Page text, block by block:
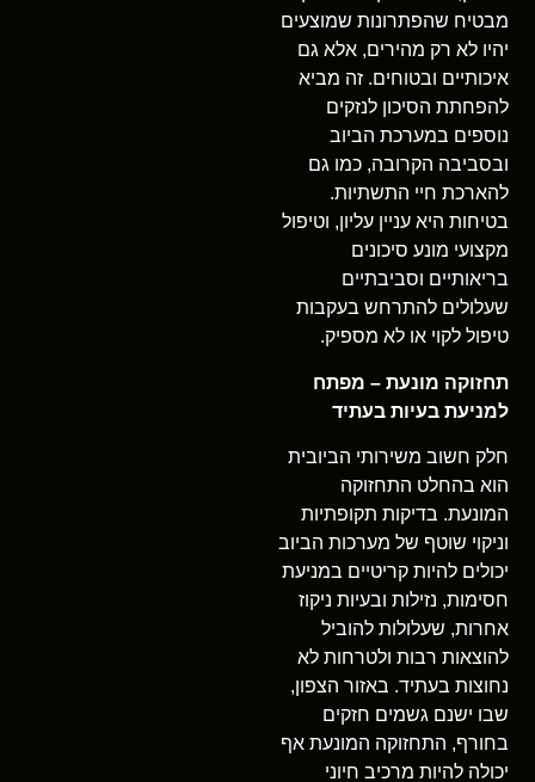
מבטיח שהפתרונות שמוצעים
יהיו לא רק מהירים, אלא גם
איכותיים ובטוחים. זה מביא
להפחתת הסיכון לנזקים
נוספים במערכת הביוב
ובסביבה הקרובה, כמו גם
להארכת חיי התשתיות.
בטיחות היא עניין עליון, וטיפול
מקצועי מונע סיכונים
בריאותיים וסביבתיים
שעלולים להתרחש בעקבות
טיפול לקוי או לא מספיק.
תחזוקה מונעת – מפתח
למניעת בעיות בעתיד
חלק חשוב משירותי הביובית
הוא בהחלט התחזוקה
המונעת. בדיקות תקופתיות
וניקוי שוטף של מערכות הביוב
יכולים להיות קריטיים במניעת
חסימות, נזילות ובעיות ניקוז
אחרות, שעלולות להוביל
להוצאות רבות ולטרחות לא
נחוצות בעתיד. באזור הצפון,
שבו ישנם גשמים חזקים
בחורף, התחזוקה המונעת אף
יכולה להיות מרכיב חיוני